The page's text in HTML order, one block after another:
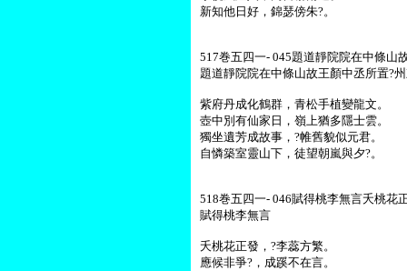
新知他日好，錦瑟傍朱?。
517巻五四一- 045題道靜院院在中條
題道靜院院在中條山故王顏中丞所置?
紫府丹成化鶴群，青松手植變龍文。
壺中別有仙家日，嶺上猶多隱士雲。
獨坐遺芳成故事，?帷舊貌似元君。
自憐築室靈山下，徒望朝嵐與夕?。
518巻五四一- 046賦得桃李無言夭桃
賦得桃李無言
夭桃花正發，?李蕊方繁。
應候非爭?，成蹊不在言。